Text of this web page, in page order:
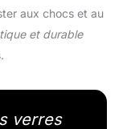
aux chocs et au
et durable
verres